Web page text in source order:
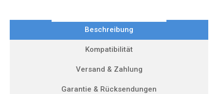
Beschreibung
Kompatibilität
Versand & Zahlung
Garantie & Rücksendungen